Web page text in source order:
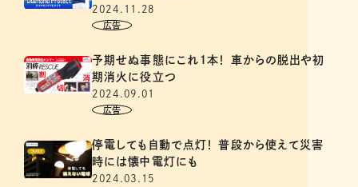
2024.11.28
予期せぬ事態にこれ１本！ 車からの脱出や初
期消火に役立つ
2024.09.01
停電しても自動で点灯！ 普段から使えて災害
時には懐中電灯にも
2024.03.15